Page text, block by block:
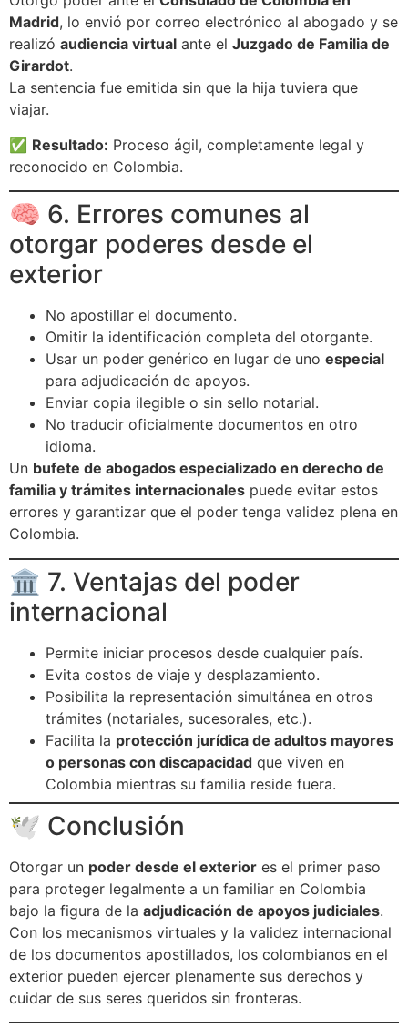
Madrid, lo envió por correo electrónico al abogado y se
realizó audiencia virtual ante el Juzgado de Familia de
Girardot.
La sentencia fue emitida sin que la hija tuviera que
viajar.
✅ Resultado: Proceso ágil, completamente legal y
reconocido en Colombia.
🧠 6. Errores comunes al
otorgar poderes desde el
exterior
No apostillar el documento.
Omitir la identificación completa del otorgante.
Usar un poder genérico en lugar de uno especial
para adjudicación de apoyos.
Enviar copia ilegible o sin sello notarial.
No traducir oficialmente documentos en otro
idioma.
Un bufete de abogados especializado en derecho de
familia y trámites internacionales puede evitar estos
errores y garantizar que el poder tenga validez plena en
Colombia.
🏛️ 7. Ventajas del poder
internacional
Permite iniciar procesos desde cualquier país.
Evita costos de viaje y desplazamiento.
Posibilita la representación simultánea en otros
trámites (notariales, sucesorales, etc.).
Facilita la protección jurídica de adultos mayores
o personas con discapacidad que viven en
Colombia mientras su familia reside fuera.
🕊️ Conclusión
Otorgar un poder desde el exterior es el primer paso
para proteger legalmente a un familiar en Colombia
bajo la figura de la adjudicación de apoyos judiciales.
Con los mecanismos virtuales y la validez internacional
de los documentos apostillados, los colombianos en el
exterior pueden ejercer plenamente sus derechos y
cuidar de sus seres queridos sin fronteras.